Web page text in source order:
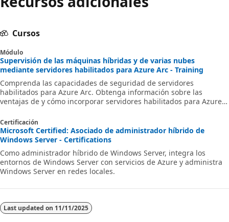
Cursos
Módulo
Supervisión de las máquinas híbridas y de varias nubes
mediante servidores habilitados para Azure Arc - Training
Comprenda las capacidades de seguridad de servidores
habilitados para Azure Arc. Obtenga información sobre las
ventajas de y cómo incorporar servidores habilitados para Azure
virtuales y alertas de Azure Monitor.
Certificación
Microsoft Certified: Asociado de administrador híbrido de
Windows Server - Certifications
Como administrador híbrido de Windows Server, integra los
entornos de Windows Server con servicios de Azure y administra
Windows Server en redes locales.
Last updated on 11/11/2025